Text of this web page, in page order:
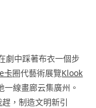
劇中踩著布衣一個步
卡圈代藝術展覽Klook
線畫廊云集廣州。
，制造文明新引